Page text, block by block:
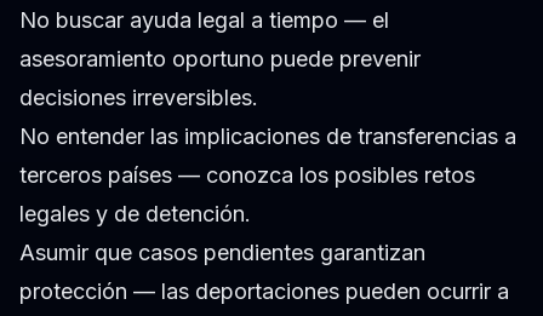
No buscar ayuda legal a tiempo — el
asesoramiento oportuno puede prevenir
decisiones irreversibles.
No entender las implicaciones de transferencias a
terceros países — conozca los posibles retos
legales y de detención.
Asumir que casos pendientes garantizan
protección — las deportaciones pueden ocurrir a